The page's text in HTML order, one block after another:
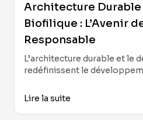
Architecture
Biofilique : L’Avenir
Responsable
L’architecture durable et le
redéfinissent le
favorisant des solutions
Lire la suite